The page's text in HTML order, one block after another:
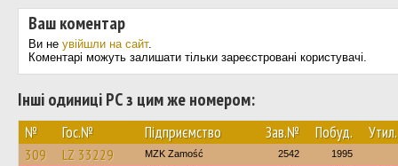
Ваш коментар
Ви не увійшли на сайт.
Коментарі можуть залишати тільки зареєстровані користувачі.
Інші одиниці РС з цим же номером:
№ Гос.№ Підприємство Зав.№ Побуд. Утил.
309 LZ 33229 MZK Zamość 2542 1995